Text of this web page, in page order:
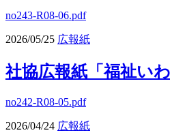
no243-R08-06.pdf
2026/05/25 広報紙
社協広報紙「福祉い
no242-R08-05.pdf
2026/04/24 広報紙